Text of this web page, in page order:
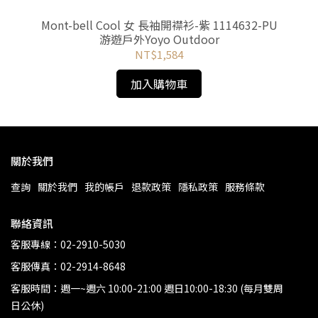
Mont-bell Cool 女 長袖開襟衫-紫 1114632-PU
游遊戶外Yoyo Outdoor
NT$1,584
加入購物車
關於我們
查詢 關於我們 我的帳戶 退款政策 隱私政策 服務條款
聯絡資訊
客服專線：02-2910-5030
客服傳真：02-2914-8648
客服時間：週一~週六 10:00-21:00 週日10:00-18:30 (每月雙周
日公休)